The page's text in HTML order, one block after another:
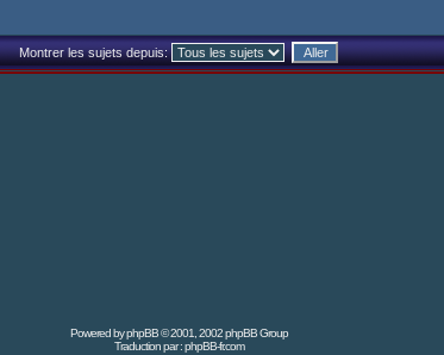
Montrer les sujets depuis:
Powered byphpBB© 2001, 2002 phpBB Group
Traduction par :phpBB-fr.com